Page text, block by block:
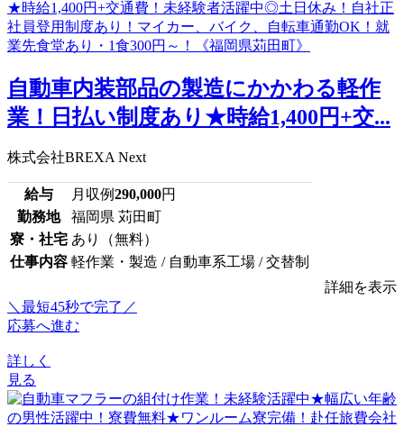
自動車内装部品の製造にかかわる軽作
業！日払い制度あり★時給1,400円+交...
株式会社BREXA Next
給与 月収例290,000円
勤務地
福岡県 苅田町
寮・社宅 あり（無料）
仕事内容 軽作業・製造 / 自動車系工場 / 交替制
詳細を表示
＼最短45秒で完了／
応募へ進む
詳しく
見る